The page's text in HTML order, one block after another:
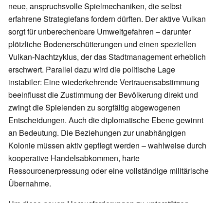
neue, anspruchsvolle Spielmechaniken, die selbst
erfahrene Strategiefans fordern dürften. Der aktive Vulkan
sorgt für unberechenbare Umweltgefahren – darunter
plötzliche Bodenerschütterungen und einen speziellen
Vulkan‑Nachtzyklus, der das Stadtmanagement erheblich
erschwert. Parallel dazu wird die politische Lage
instabiler: Eine wiederkehrende Vertrauensabstimmung
beeinflusst die Zustimmung der Bevölkerung direkt und
zwingt die Spielenden zu sorgfältig abgewogenen
Entscheidungen. Auch die diplomatische Ebene gewinnt
an Bedeutung. Die Beziehungen zur unabhängigen
Kolonie müssen aktiv gepflegt werden – wahlweise durch
kooperative Handelsabkommen, harte
Ressourcenerpressung oder eine vollständige militärische
Übernahme.